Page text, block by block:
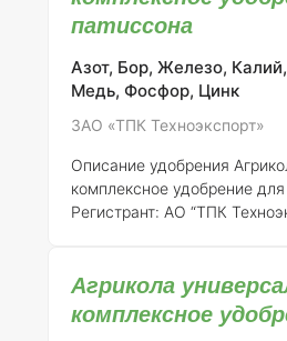
регистрации от 21.07.2015 №
различных агрономических
делает его универсальным
патиссона
Азот, Бор, Железо,
Медь, Фосфор, Цинк
ЗАО «ТПК Техноэкспорт»
Описание удобрения
комплексное удобрение
Регистрант: АО “ТПК
регистрации от 21.07.2015
Агрикола
комплексным минеральным
Агрикола
комплексное